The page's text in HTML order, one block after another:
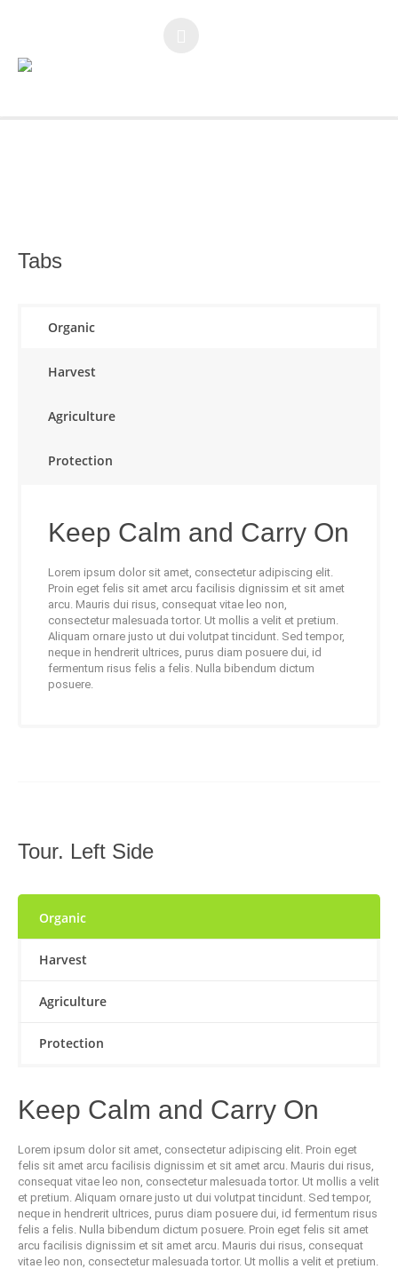
Tabs
Organic
Harvest
Agriculture
Protection
Keep Calm and Carry On
Lorem ipsum dolor sit amet, consectetur adipiscing elit.
Proin eget felis sit amet arcu facilisis dignissim et sit amet
arcu. Mauris dui risus, consequat vitae leo non,
consectetur malesuada tortor. Ut mollis a velit et pretium.
Aliquam ornare justo ut dui volutpat tincidunt. Sed tempor,
neque in hendrerit ultrices, purus diam posuere dui, id
fermentum risus felis a felis. Nulla bibendum dictum
posuere.
Tour. Left Side
Organic
Harvest
Agriculture
Protection
Keep Calm and Carry On
Lorem ipsum dolor sit amet, consectetur adipiscing elit. Proin eget
felis sit amet arcu facilisis dignissim et sit amet arcu. Mauris dui risus,
consequat vitae leo non, consectetur malesuada tortor. Ut mollis a velit
et pretium. Aliquam ornare justo ut dui volutpat tincidunt. Sed tempor,
neque in hendrerit ultrices, purus diam posuere dui, id fermentum risus
felis a felis. Nulla bibendum dictum posuere. Proin eget felis sit amet
arcu facilisis dignissim et sit amet arcu. Mauris dui risus, consequat
vitae leo non, consectetur malesuada tortor. Ut mollis a velit et pretium.